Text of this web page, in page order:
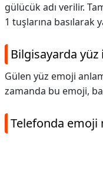
gülücük adı verilir.
1 tuşlarına basılarak
Bilgisayarda yüz
Gülen yüz emoji
zamanda bu emoji,
Telefonda emoji